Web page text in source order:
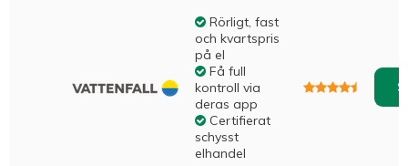
Rörligt, fast
och kvartspris
på el
Få full
kontroll via
deras app
Certifierat
schysst
elhandel